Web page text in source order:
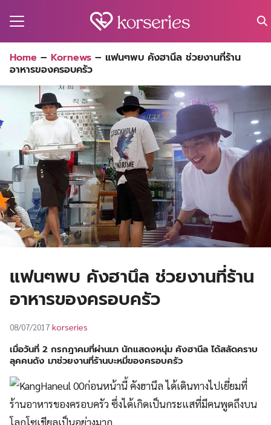
for:
Home – Kornews – แฟนๆพบ คังฮานึล ช่วยงานที่ร้าน
อาหารของครอบครัว
แฟนๆพบ คังฮานึล ช่วยงานที่ร้าน
อาหารของครอบครัว
08/07/2017 korseries
เมื่อวันที่ 2 กรกฎาคมที่ผ่านมา นักแสดงหนุ่ม คังฮานึลได้สลัดคราบ
ลุคคนดัง มาช่วยงานที่ร้านบะหมี่ของครอบครัว
ก่อนหน้านี้ คังฮานึล ได้เดินทางไปเยี่ยมที่
ร้านอาหารของครอบครัว ซึ่งได้เกิดเป็นกระแสที่มีคนพูดถึงบน
โลกโซเชียลเป็นอย่างมาก